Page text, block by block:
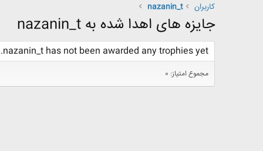
کاربران
nazanin_t
جایزه های اهدا شده به nazanin_t
nazanin_t has not been awarded any trophies yet.
مجموع امتیاز: 0